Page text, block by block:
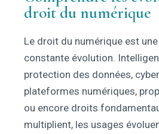
droit du numérique
Le droit du numérique est
constante évolution.
protection des données,
plateformes numériques,
ou encore droits
multiplient, les usages